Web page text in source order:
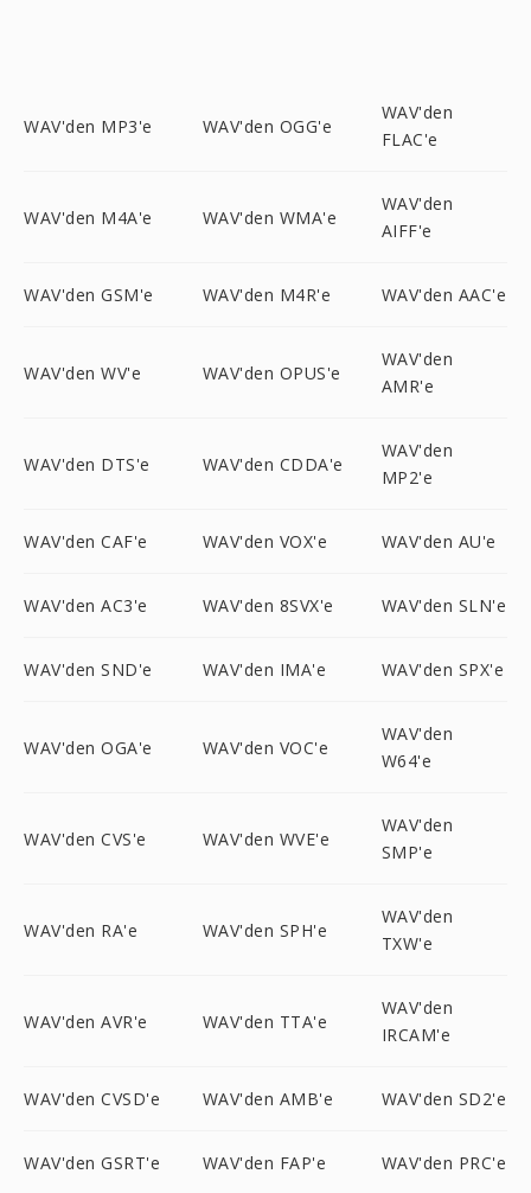
WAV'den MP3'e WAV'den OGG'e
WAV'den
FLAC'e
WAV'den M4A'e WAV'den WMA'e
WAV'den
AIFF'e
WAV'den GSM'e WAV'den M4R'e WAV'den AAC'e
WAV'den WV'e WAV'den OPUS'e
WAV'den
AMR'e
WAV'den DTS'e WAV'den CDDA'e
WAV'den
MP2'e
WAV'den CAF'e WAV'den VOX'e WAV'den AU'e
WAV'den AC3'e WAV'den 8SVX'e WAV'den SLN'e
WAV'den SND'e WAV'den IMA'e WAV'den SPX'e
WAV'den OGA'e WAV'den VOC'e
WAV'den
W64'e
WAV'den CVS'e WAV'den WVE'e
WAV'den
SMP'e
WAV'den RA'e WAV'den SPH'e
WAV'den
TXW'e
WAV'den AVR'e WAV'den TTA'e
WAV'den
IRCAM'e
WAV'den CVSD'e WAV'den AMB'e WAV'den SD2'e
WAV'den GSRT'e WAV'den FAP'e WAV'den PRC'e